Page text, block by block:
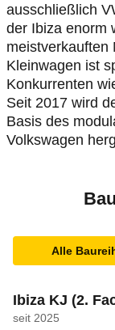
ausschließlich
der Ibiza enorm
meistverkauften
Kleinwagen ist
Konkurrenten
Seit 2017 wird
Basis des
Volkswagen
Alle
Ibiza KJ (2.
seit 2025